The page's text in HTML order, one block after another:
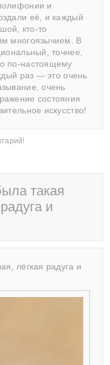
и
её, и каждый
кто-то
многоязычием. В
точнее,
по-настоящему
раз — это очень
очень
состояния
искусство!
такая
и
лёгкая радуга и